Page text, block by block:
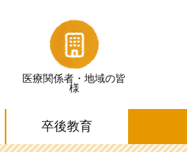
医療関係者・ 地域の皆
様
卒後教育